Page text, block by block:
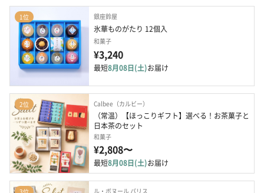
1位 銀座鈴屋
氷華ものがたり 12個入
和菓子
¥3,240
最短8月08日(土)お届け
2位 Calbee（カルビー）
（常温）【ほっこりギフト】選べる！お茶菓子と
日本茶のセット
和菓子
¥2,808〜
最短8月08日(土)お届け
ル・ボヌール パリス